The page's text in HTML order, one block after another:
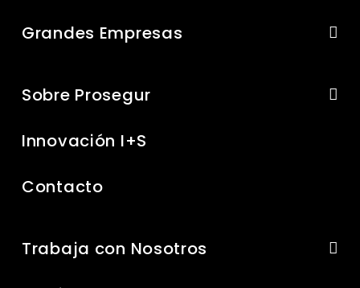
Grandes Empresas
Sobre Prosegur
Innovación I+S
Contacto
Trabaja con Nosotros